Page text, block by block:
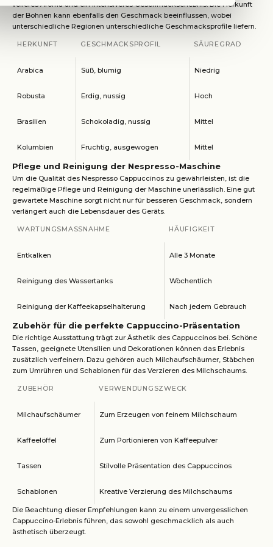
volleres Aroma und ein intensiveres Geschmackserlebnis. Die Herkunft
der Bohnen kann ebenfalls den Geschmack beeinflussen, wobei
unterschiedliche Regionen unterschiedliche Geschmacksprofile liefern.
HERKUNFT GESCHMACKSPROFIL SÄUREGRAD
Arabica Süß, blumig Niedrig
Robusta Erdig, nussig Hoch
Brasilien Schokoladig, nussig Mittel
Kolumbien Fruchtig, ausgewogen Mittel
Pflege und Reinigung der Nespresso-Maschine
Um die Qualität des Nespresso Cappuccinos zu gewährleisten, ist die
regelmäßige Pflege und Reinigung der Maschine unerlässlich. Eine gut
gewartete Maschine sorgt nicht nur für besseren Geschmack, sondern
verlängert auch die Lebensdauer des Geräts.
WARTUNGSMASSNAHME HÄUFIGKEIT
Entkalken Alle 3 Monate
Reinigung des Wassertanks Wöchentlich
Reinigung der Kaffeekapselhalterung Nach jedem Gebrauch
Zubehör für die perfekte Cappuccino-Präsentation
Die richtige Ausstattung trägt zur Ästhetik des Cappuccinos bei. Schöne
Tassen, geeignete Utensilien und Dekorationen können das Erlebnis
zusätzlich verfeinern. Dazu gehören auch Milchaufschäumer, Stäbchen
zum Umrühren und Schablonen für das Verzieren des Milchschaums.
ZUBEHÖR VERWENDUNGSZWECK
Milchaufschäumer Zum Erzeugen von feinem Milchschaum
Kaffeelöffel Zum Portionieren von Kaffeepulver
Tassen Stilvolle Präsentation des Cappuccinos
Schablonen Kreative Verzierung des Milchschaums
Die Beachtung dieser Empfehlungen kann zu einem unvergesslichen
Cappuccino-Erlebnis führen, das sowohl geschmacklich als auch
ästhetisch überzeugt.